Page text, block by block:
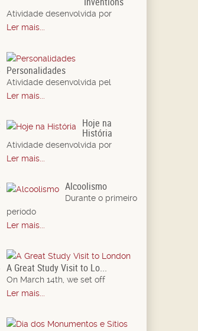
Atividade desenvolvida por
Ler mais...
Personalidades
Atividade desenvolvida pel
Ler mais...
Hoje na
História
Atividade desenvolvida por
Ler mais...
Alcoolismo
Durante o primeiro
período
Ler mais...
A Great Study Visit to Lo...
On March 14th, we set off
Ler mais...